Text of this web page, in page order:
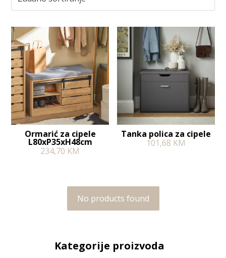
Ormarić za cipele
L80xP35xH48cm
234,70 KM
Tanka polica za cipele
101,68 KM
No products found
Kategorije proizvoda